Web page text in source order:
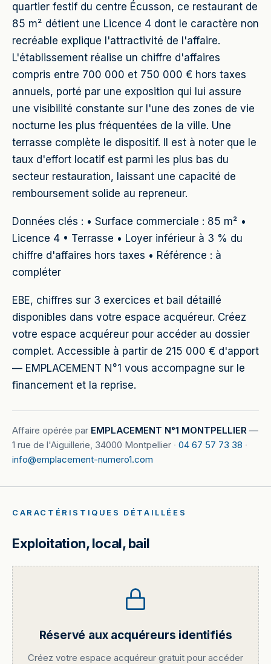
quartier festif du centre Écusson, ce restaurant de
85 m² détient une Licence 4 dont le caractère non
recréable explique l'attractivité de l'affaire.
L'établissement réalise un chiffre d'affaires
compris entre 700 000 et 750 000 € hors taxes
annuels, porté par une exposition qui lui assure
une visibilité constante sur l'une des zones de vie
nocturne les plus fréquentées de la ville. Une
terrasse complète le dispositif. Il est à noter que le
taux d'effort locatif est parmi les plus bas du
secteur restauration, laissant une capacité de
remboursement solide au repreneur.
Données clés : • Surface commerciale : 85 m² •
Licence 4 • Terrasse • Loyer inférieur à 3 % du
chiffre d'affaires hors taxes • Référence : à
compléter
EBE, chiffres sur 3 exercices et bail détaillé
disponibles dans votre espace acquéreur. Créez
votre espace acquéreur pour accéder au dossier
complet. Accessible à partir de 215 000 € d'apport
— EMPLACEMENT N°1 vous accompagne sur le
financement et la reprise.
Affaire opérée par EMPLACEMENT N°1 MONTPELLIER —
1 rue de l'Aiguillerie, 34000 Montpellier · 04 67 57 73 38 ·
info@emplacement-numero1.com
CARACTÉRISTIQUES DÉTAILLÉES
Exploitation, local, bail
Réservé aux acquéreurs identifiés
Créez votre espace acquéreur gratuit pour accéder